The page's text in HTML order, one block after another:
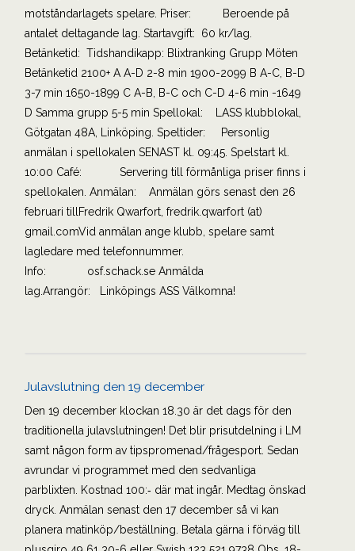
motståndarlagets spelare. Priser: Beroende på
antalet deltagande lag. Startavgift: 60 kr/lag.
Betänketid: Tidshandikapp: Blixtranking Grupp Möten
Betänketid 2100+ A A-D 2-8 min 1900-2099 B A-C, B-D
3-7 min 1650-1899 C A-B, B-C och C-D 4-6 min -1649
D Samma grupp 5-5 min Spellokal: LASS klubblokal,
Götgatan 48A, Linköping. Speltider: Personlig
anmälan i spellokalen SENAST kl. 09:45. Spelstart kl.
10:00 Café: Servering till förmånliga priser finns i
spellokalen. Anmälan: Anmälan görs senast den 26
februari tillFredrik Qwarfort, fredrik.qwarfort (at)
gmail.comVid anmälan ange klubb, spelare samt
lagledare med telefonnummer.
Info: osf.schack.se Anmälda
lag.Arrangör: Linköpings ASS Välkomna!
Julavslutning den 19 december
Den 19 december klockan 18.30 är det dags för den
traditionella julavslutningen! Det blir prisutdelning i LM
samt någon form av tipspromenad/frågesport. Sedan
avrundar vi programmet med den sedvanliga
parblixten. Kostnad 100:‐ där mat ingår. Medtag önskad
dryck. Anmälan senast den 17 december så vi kan
planera matinköp/beställning. Betala gärna i förväg till